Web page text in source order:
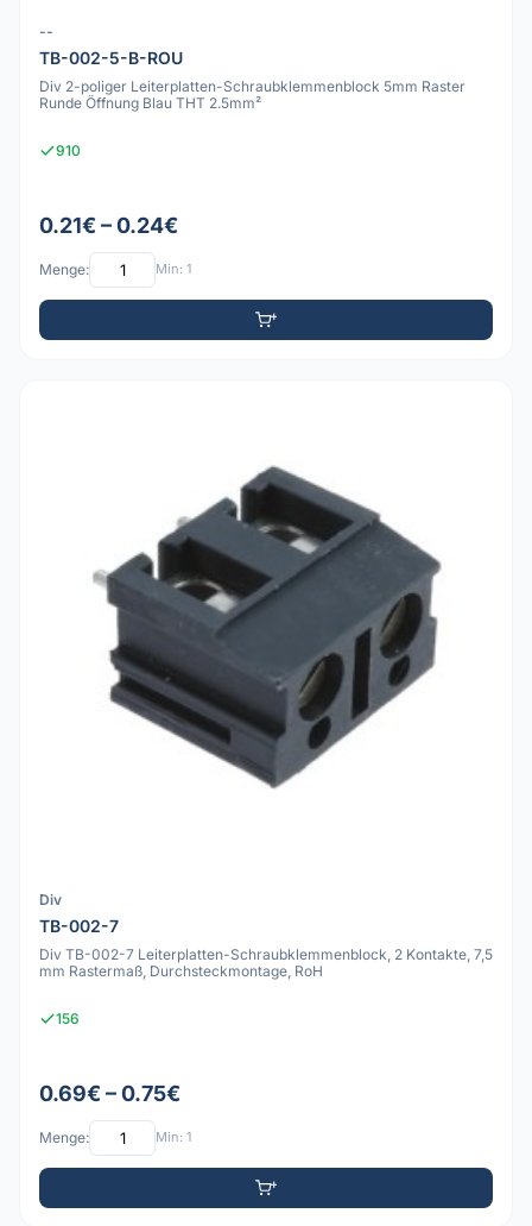
--
TB-002-5-B-ROU
Div 2-poliger Leiterplatten-Schraubklemmenblock 5mm Raster
Runde Öffnung Blau THT 2.5mm²
910
0.21€ – 0.24€
Menge: Min: 1
Div
TB-002-7
Div TB-002-7 Leiterplatten-Schraubklemmenblock, 2 Kontakte, 7,5
mm Rastermaß, Durchsteckmontage, RoH
156
0.69€ – 0.75€
Menge: Min: 1